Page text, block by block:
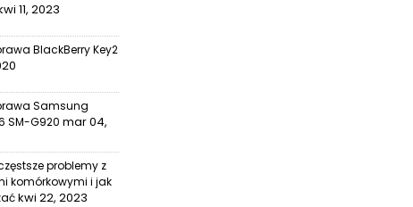
11, 2023
BlackBerry Key2
Samsung
SM-G920 mar 04,
problemy z
komórkowymi i jak
kwi 22, 2023